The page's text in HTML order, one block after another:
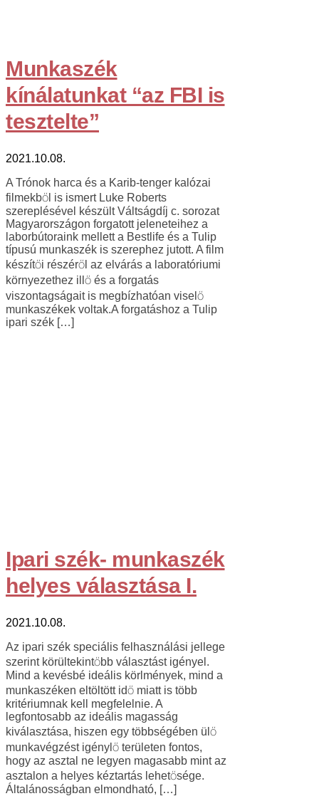
Munkaszék
kínálatunkat “az FBI is
tesztelte”
2021.10.08.
A Trónok harca és a Karib-tenger kalózai
filmekből is ismert Luke Roberts
szereplésével készült Váltságdíj c. sorozat
Magyarországon forgatott jeleneteihez a
laborbútoraink mellett a Bestlife és a Tulip
típusú munkaszék is szerephez jutott. A film
készítői részéről az elvárás a laboratóriumi
környezethez illő és a forgatás
viszontagságait is megbízhatóan viselő
munkaszékek voltak.A forgatáshoz a Tulip
ipari szék […]
Ipari szék- munkaszék
helyes választása I.
2021.10.08.
Az ipari szék speciális felhasználási jellege
szerint körültekintőbb választást igényel.
Mind a kevésbé ideális körlmények, mind a
munkaszéken eltöltött idő miatt is több
kritériumnak kell megfelelnie. A
legfontosabb az ideális magasság
kiválasztása, hiszen egy többségében ülő
munkavégzést igénylő területen fontos,
hogy az asztal ne legyen magasabb mint az
asztalon a helyes kéztartás lehetősége.
Általánosságban elmondható, […]